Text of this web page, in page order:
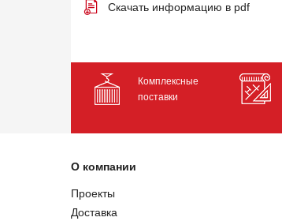
Скачать информацию в pdf
Комплексные
поставки
О компании
Проекты
Доставка